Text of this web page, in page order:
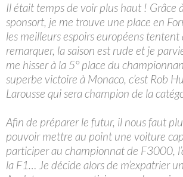
Il était temps de voir plus haut ! Grâce
sponsort, je me trouve une place en
les meilleurs espoirs européens tentent
remarquer, la saison est rude et je
me hisser à la 5° place du
superbe victoire à Monaco, c’est Rob
Larousse qui sera champion de la
Afin de préparer le futur, il nous faut
pouvoir mettre au point une voiture
participer au championnat de F3000,
la F1… Je décide alors de m’expatrier